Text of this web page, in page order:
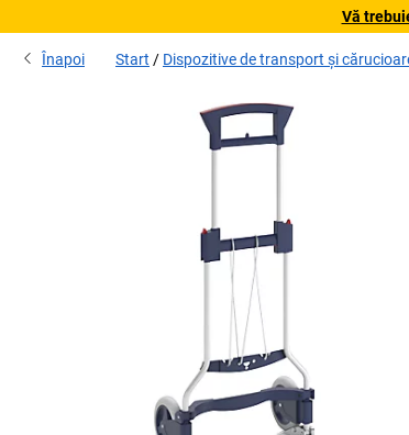
Vă
Înapoi Start Dispozitive de transport și